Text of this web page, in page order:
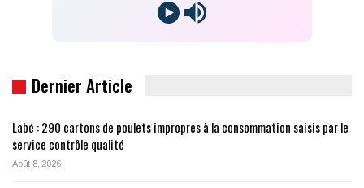
Dernier Article
Labé : 290 cartons de poulets impropres à la consommation saisis par le
service contrôle qualité
Août 8, 2026